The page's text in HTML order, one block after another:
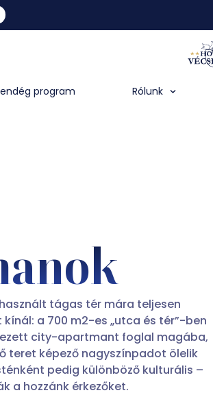
program Rólunk
tágas tér mára teljesen
a 700 m2-es „utca és tér”-ben
city-apartmant foglal magába,
teret képező nagyszínpadot ölelik
pedig különböző kulturális –
a hozzánk érkezőket.